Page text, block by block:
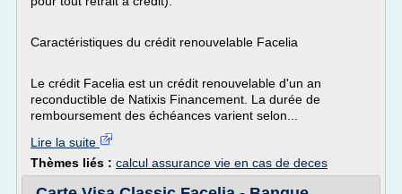
Caractéristiques du crédit renouvelable Facelia
Le crédit Facelia est un crédit renouvelable d'un an
reconductible de Natixis Financement. La durée de
remboursement des échéances varient selon...
Lire la suite
Thèmes liés : calcul assurance vie en cas de deces